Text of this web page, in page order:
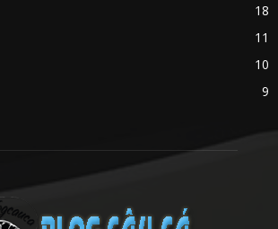
18
11
10
9